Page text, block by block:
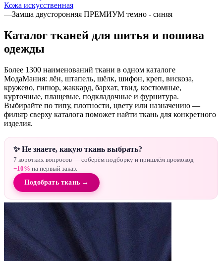
Кожа искусственная
—Замша двусторонняя ПРЕМИУМ темно - синяя
Каталог тканей для шитья и пошива
одежды
Более 1300 наименований ткани в одном каталоге
МодаМания: лён, штапель, шёлк, шифон, креп, вискоза,
кружево, гипюр, жаккард, бархат, твид, костюмные,
курточные, плащевые, подкладочные и фурнитура.
Выбирайте по типу, плотности, цвету или назначению —
фильтр сверху каталога поможет найти ткань для конкретного
изделия.
✨ Не знаете, какую ткань выбрать?
7 коротких вопросов — соберём подборку и пришлём промокод
−10% на первый заказ.
Подобрать ткань →